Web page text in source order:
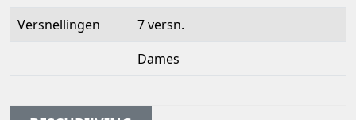
Versnellingen
7 versn.
Dames